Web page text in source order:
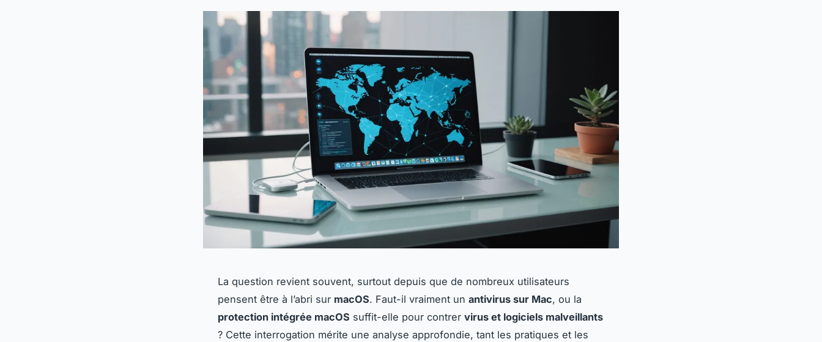
La question revient souvent, surtout depuis que de nombreux utilisateurs
pensent être à l’abri sur macOS. Faut-il vraiment un antivirus sur Mac, ou la
protection intégrée macOS suffit-elle pour contrer virus et logiciels malveillants
? Cette interrogation mérite une analyse approfondie, tant les pratiques et les